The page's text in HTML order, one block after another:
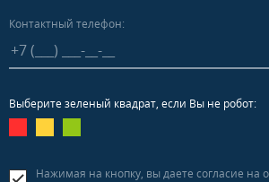
Контактный телефон:
Выберите зеленый квадрат, если Вы не робот:
Нажимая на кнопку, вы даете согласие на